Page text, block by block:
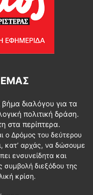
ΕΜΆΣ
διαλόγου για τα
πολιτική δράση.
στα περίπτερα.
ο Δρόμος του δεύτερου
κατ’ αρχάς, να δώσουμε
ενσυνείδητα και
συμβολή διεξόδου της
κρίση.